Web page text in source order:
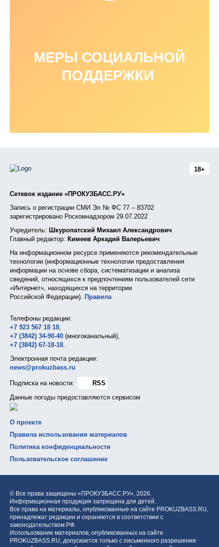
МЕРЫ СОЦИАЛЬНОЙ
ПОДДЕРЖКИ
18+
Сетевое издание «ПРОКУЗБАСС.РУ»
Запись о регистрации СМИ Эл № ФС 77 – 83702
зарегистрировано Роскомнадзором 29.07.2022
Учредитель: Шкуропатский Михаил Александрович
Главный редактор: Кимеев Аркадий Валерьевич
На информационном ресурсе применяются рекомендательные
технологии (информационные технологии предоставления
информации на основе сбора, систематизации и анализа
сведений, относящихся к предпочтениям пользователей сети
«Интернет», находящихся на территории
Российской Федерации). Правила
Телефоны редакции:
+7 923 567 18 18,
+7 (3842) 34-90-40 (многоканальный),
+7 (3842) 67-18-18.
Электронная почта редакции:
news@prokuzbass.ru
Подписка на новости:
RSS
Данные погоды предоставляются сервисом
О проекте
Правила использования материалов
Политика конфиденциальности
Пользовательское соглашение
© Все права защищены «ПРОКУЗБАСС.РУ», 2026.
Информационная продукция запрещена для детей.
Все права на материалы, опубликованные на сайте PROKUZBASS.RU,
принадлежат редакции и охраняются в соответствии с
законодательством РФ.
Использование материалов, опубликованных на сайте
PROKUZBASS.RU, допускается только с письменного разрешения